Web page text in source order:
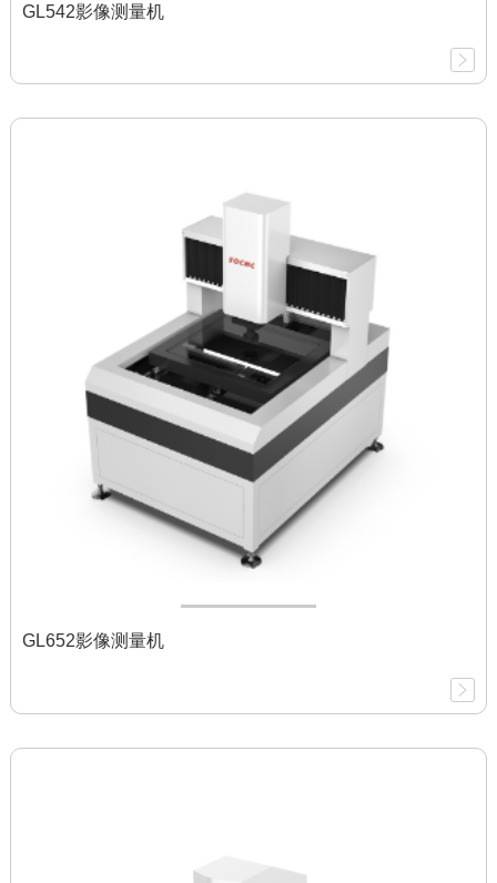
GL542影像测量机
GL652影像测量机